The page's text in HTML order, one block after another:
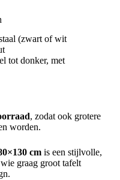
(zwart of wit
tot donker, met
, zodat ook grotere
worden.
cmis een stijlvolle,
graag groot tafelt